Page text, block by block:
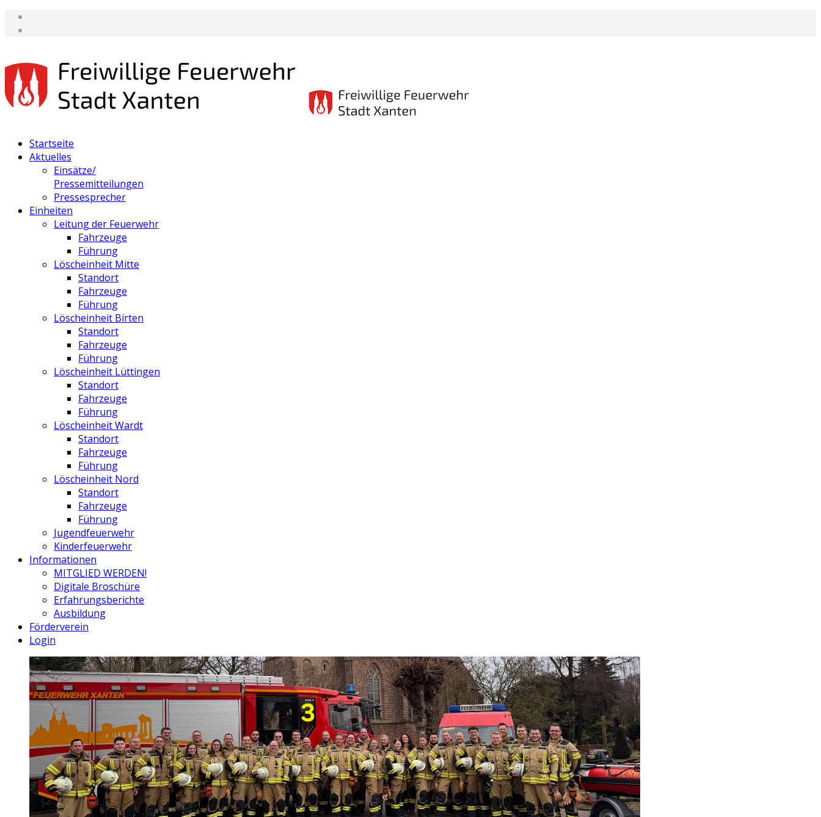
Startseite
Aktuelles
Einsätze/
Pressemitteilungen
Pressesprecher
Einheiten
Leitung der Feuerwehr
Fahrzeuge
Führung
Löscheinheit Mitte
Standort
Fahrzeuge
Führung
Löscheinheit Birten
Standort
Fahrzeuge
Führung
Löscheinheit Lüttingen
Standort
Fahrzeuge
Führung
Löscheinheit Wardt
Standort
Fahrzeuge
Führung
Löscheinheit Nord
Standort
Fahrzeuge
Führung
Jugendfeuerwehr
Kinderfeuerwehr
Informationen
MITGLIED WERDEN!
Digitale Broschüre
Erfahrungsberichte
Ausbildung
Förderverein
Login